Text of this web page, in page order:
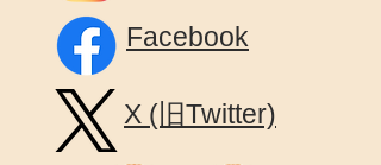
Facebook
X (旧Twitter)